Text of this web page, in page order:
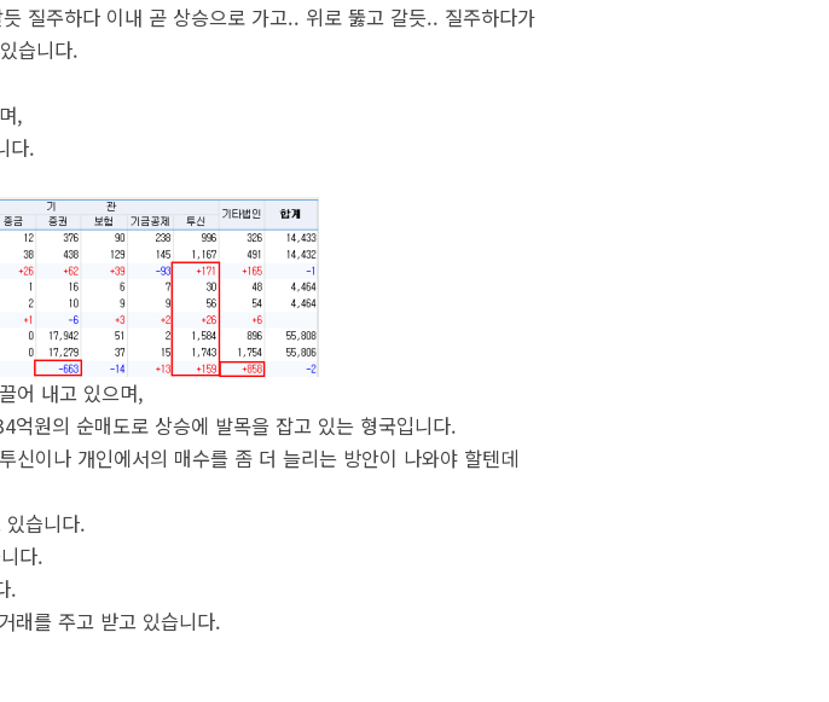
질주하다 이내 곧 상승으로 가고.. 위로 뚫고 갈듯.. 질주하다가
습니다.
,
다.
어 내고 있으며,
원의 순매도로 상승에 발목을 잡고 있는 형국입니다.
이나 개인에서의 매수를 좀 더 늘리는 방안이 나와야 할텐데
습니다.
다.
.
래를 주고 받고 있습니다.